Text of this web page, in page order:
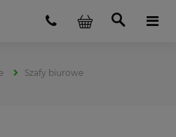
Szafy biurowe